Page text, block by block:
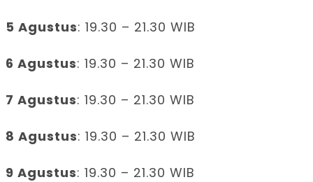
5 Agustus: 19.30 – 21.30 WIB
6 Agustus: 19.30 – 21.30 WIB
7 Agustus: 19.30 – 21.30 WIB
8 Agustus: 19.30 – 21.30 WIB
9 Agustus: 19.30 – 21.30 WIB